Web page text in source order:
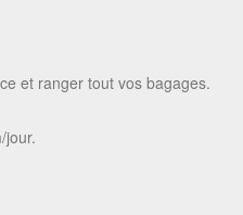
et ranger tout vos bagages.
jour.